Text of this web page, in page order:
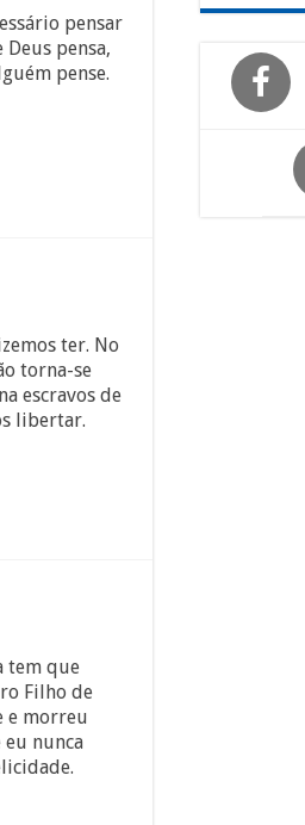
pensar
pensa,
pense.
ter. No
torna-se
escravos de
libertar.
tem que
Filho de
e morreu
eu nunca